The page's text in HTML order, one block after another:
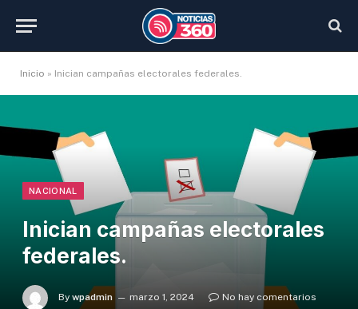
Inicio » Inician campañas electorales federales.
NACIONAL
Inician campañas electorales
federales.
By wpadmin marzo 1, 2024
No hay comentarios